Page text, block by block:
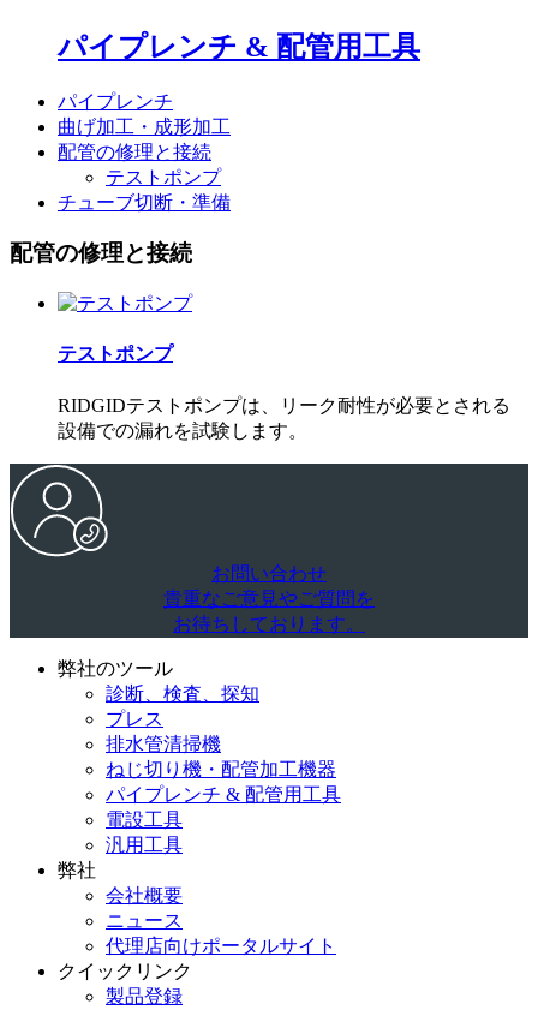
パイプレンチ & 配管用工具
パイプレンチ
曲げ加工・成形加工
配管の修理と接続
テストポンプ
チューブ切断・準備
配管の修理と接続
テストポンプ
RIDGIDテストポンプは、リーク耐性が必要とされる
設備での漏れを試験します。
お問い合わせ
貴重なご意見やご質問を
お待ちしております。
弊社のツール
診断、検査、探知
プレス
排水管清掃機
ねじ切り機・配管加工機器
パイプレンチ & 配管用工具
電設工具
汎用工具
弊社
会社概要
ニュース
代理店向けポータルサイト
クイックリンク
製品登録